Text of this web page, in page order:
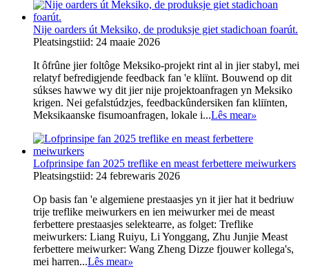
Nije oarders út Meksiko, de produksje giet stadichoan foarút.
Pleatsingstiid: 24 maaie 2026
It ôfrûne jier foltôge Meksiko-projekt rint al in jier stabyl, mei
relatyf befredigjende feedback fan 'e kliïnt. Bouwend op dit
súkses hawwe wy dit jier nije projektoanfragen yn Meksiko
krigen. Nei gefalstúdzjes, feedbackûndersiken fan kliïnten,
Meksikaanske fisumoanfragen, lokale i...Lês mear»
Lofprinsipe fan 2025 treflike en meast ferbettere meiwurkers
Pleatsingstiid: 24 febrewaris 2026
Op basis fan 'e algemiene prestaasjes yn it jier hat it bedriuw
trije treflike meiwurkers en ien meiwurker mei de meast
ferbettere prestaasjes selektearre, as folget: Treflike
meiwurkers: Liang Ruiyu, Li Yonggang, Zhu Junjie Meast
ferbettere meiwurker: Wang Zheng Dizze fjouwer kollega's,
mei harren...Lês mear»